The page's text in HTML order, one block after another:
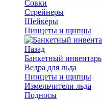
Совки
Стрейнеры
Шейкеры
Пинцеты и щипцы
Назад
Банкетный инвентарь
Ведра для льда
Пинцеты и щипцы
Измельчители льда
Подносы